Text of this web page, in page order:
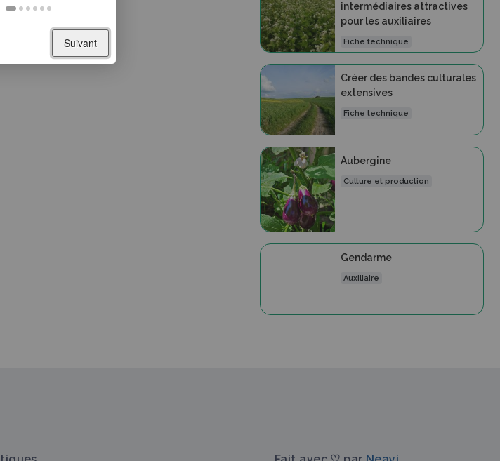
intermédiaires attractives
pour les auxiliaires
Fiche technique
Créer des bandes culturales
extensives
Fiche technique
Aubergine
Culture et production
Gendarme
Auxiliaire
Suivant